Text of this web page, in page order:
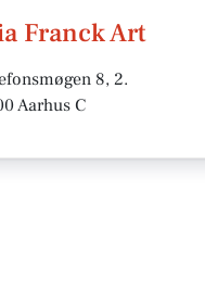
Franck Art
8, 2.
Aarhus C